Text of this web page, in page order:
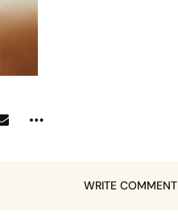
WRITE COMMENT